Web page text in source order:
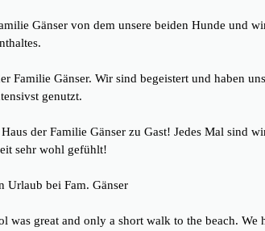
Gänser von dem unsere beiden Hunde und
Familie Gänser. Wir sind begeistert und haben
genutzt.
der Familie Gänser zu Gast! Jedes Mal sind
sehr wohl gefühlt!
Urlaub bei Fam. Gänser
was great and only a short walk to the beach.